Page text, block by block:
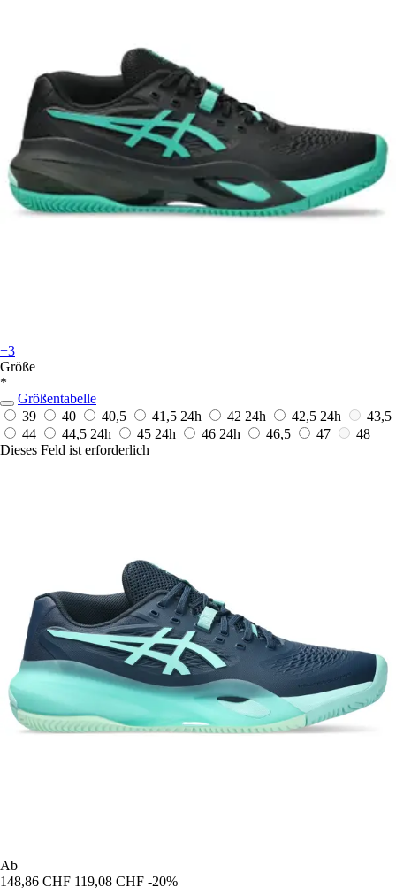
+3
Größe
*
Größentabelle
39
40 40,5 41,5 24h 42 24h 42,5 24h
43,5
44
44,5 24h 45 24h 46 24h 46,5 47
48
Dieses Feld ist erforderlich
Ab
148,86 CHF 119,08 CHF -20%